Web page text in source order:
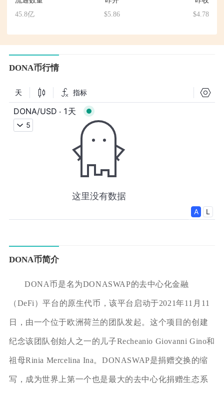
45.8亿
$5.86
$4.78
DONA币行情
DONA币简介
DONA币是名为DONASWAP的去中心化金融
（DeFi）平台的原生代币，该平台启动于2021年11月11
日，由一个位于欧洲荷兰的团队发起。这个项目的创建
纪念该团队创始人之一的儿子Recheanio Giovanni Gino和
祖母Rinia Mercelina Ina。DONASWAP是捐赠交换的缩
写，成为世界上第一个也是最大的去中心化捐赠生态系